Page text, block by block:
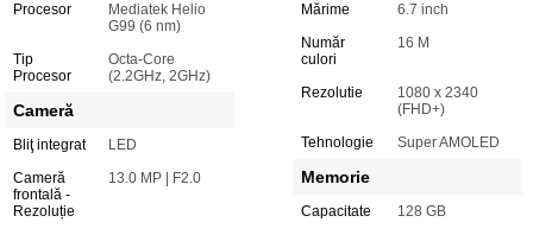
Procesor
Mediatek Helio
G99 (6 nm)
Tip
Procesor
Octa-Core
(2.2GHz, 2GHz)
Cameră
Bliţ integrat
LED
Cameră
frontală -
Rezoluție
13.0 MP | F2.0
Mărime
6.7 inch
Număr
culori
16 M
Rezolutie
1080 x 2340
(FHD+)
Tehnologie
Super AMOLED
Memorie
Capacitate
128 GB